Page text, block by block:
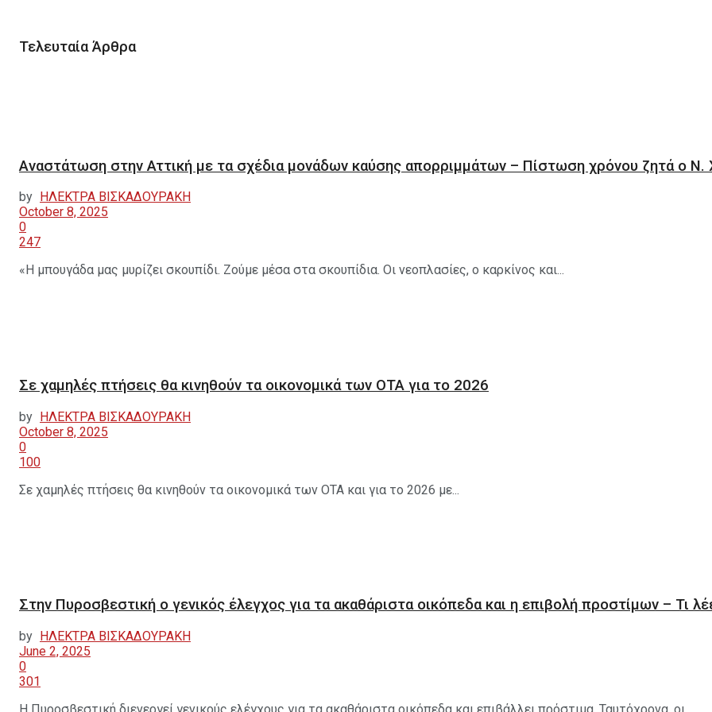
Τελευταία Άρθρα
Αναστάτωση στην Αττική με τα σχέδια μονάδων καύσης απορριμμάτων – Πίστωση χρόνου ζητά ο Ν.
by
ΗΛΕΚΤΡΑ ΒΙΣΚΑΔΟΥΡΑΚΗ
October 8, 2025
0
247
«Η μπουγάδα μας μυρίζει σκουπίδι. Ζούμε μέσα στα σκουπίδια. Οι νεοπλασίες, ο καρκίνος και...
Σε χαμηλές πτήσεις θα κινηθούν τα οικονομικά των ΟΤΑ για το 2026
by ΗΛΕΚΤΡΑ ΒΙΣΚΑΔΟΥΡΑΚΗ
October 8, 2025
0
100
Σε χαμηλές πτήσεις θα κινηθούν τα οικονομικά των ΟΤΑ και για το 2026 με...
Στην Πυροσβεστική ο γενικός έλεγχος για τα ακαθάριστα οικόπεδα και η επιβολή προστίμων – Τι
by ΗΛΕΚΤΡΑ ΒΙΣΚΑΔΟΥΡΑΚΗ
June 2, 2025
0
301